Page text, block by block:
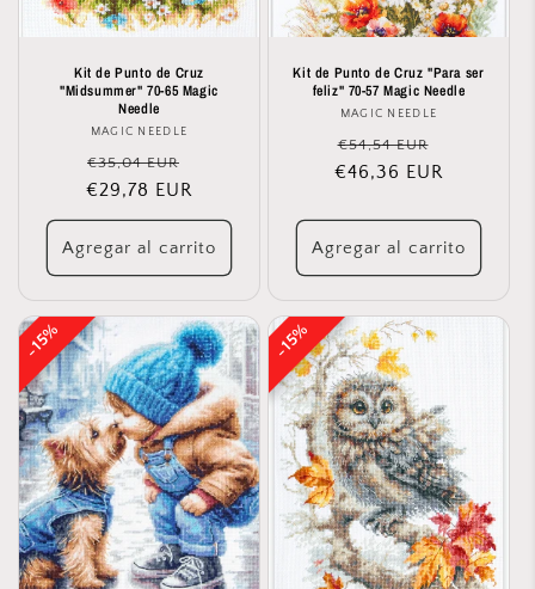
Kit de Punto de Cruz
"Midsummer" 70-65 Magic
Needle
Proveedor:
MAGIC NEEDLE
Precio
habitual
€35,04 EUR
de
oferta
€29,78 EUR
Agregar al carrito
Kit de Punto de Cruz "Para ser
feliz" 70-57 Magic Needle
Proveedor:
MAGIC NEEDLE
Precio
habitual
€54,54 EUR
de
€46,36 EUR
Agregar al carrito
15%
15% 15%
15%